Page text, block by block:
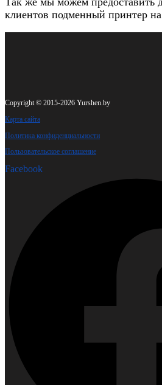
клиентов подменный принтер
Copyright © 2015-2026 Yurshen.by
Карта сайта
Политика конфиденциальности
Пользовательское соглашение
Facebook